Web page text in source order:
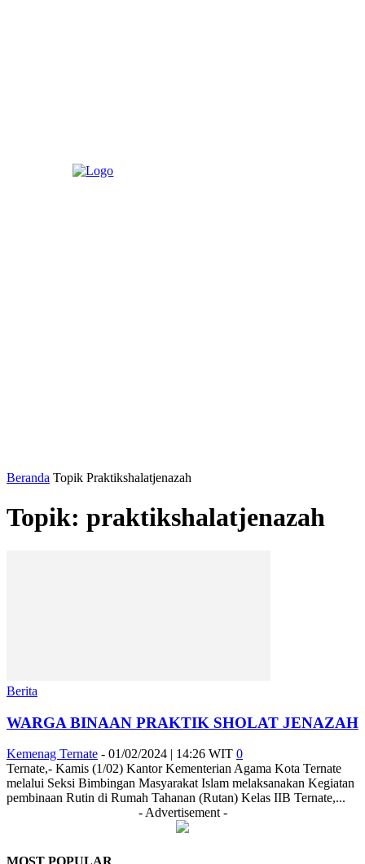
Beranda Topik Praktikshalatjenazah
Topik: praktikshalatjenazah
Berita
WARGA BINAAN PRAKTIK SHOLAT JENAZAH
Kemenag Ternate - 01/02/2024 | 14:26 WIT 0
Ternate,- Kamis (1/02) Kantor Kementerian Agama Kota Ternate
melalui Seksi Bimbingan Masyarakat Islam melaksanakan Kegiatan
pembinaan Rutin di Rumah Tahanan (Rutan) Kelas IIB Ternate,...
- Advertisement -
MOST POPULAR